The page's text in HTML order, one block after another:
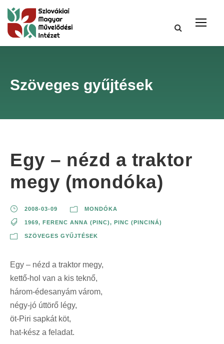
Szöveges gyűjtések
Egy – nézd a traktor
megy (mondóka)
2008-03-09 MONDÓKA
1969, FERENC ANNA (PINC), PINC (PINCINÁ)
SZÖVEGES GYŰJTÉSEK
Egy – nézd a traktor megy,
kettő-hol van a kis teknő,
három-édesanyám várom,
négy-jó úttörő légy,
öt-Piri sapkát köt,
hat-kész a feladat.